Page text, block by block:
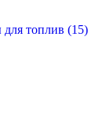
для топлив (15)